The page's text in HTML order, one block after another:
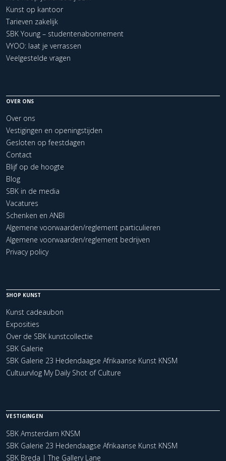
Kunst op kantoor
Tarieven zakelijk
SBK Young – studentenabonnement
VYOO: laat je verrassen
Veelgestelde vragen
OVER ONS
Over ons
Vestigingen en openingstijden
Gesloten op feestdagen
Contact
Blijf op de hoogte
Blog
SBK in de media
Vacatures
Schenken en ANBI
Algemene voorwaarden/reglement particulieren
Algemene voorwaarden/reglement bedrijven
Privacy policy
SHOP KUNST
Kunst cadeaubon
Exposities
Over de SBK kunstcollectie
SBK Galerie
SBK Galerie 23 Hedendaagse Afrikaanse Kunst KNSM
Cultuurvlog My Daily Shot of Culture
VESTIGINGEN
SBK Amsterdam KNSM
SBK Galerie 23 Hedendaagse Afrikaanse Kunst KNSM
SBK Breda | The Gallery Lane